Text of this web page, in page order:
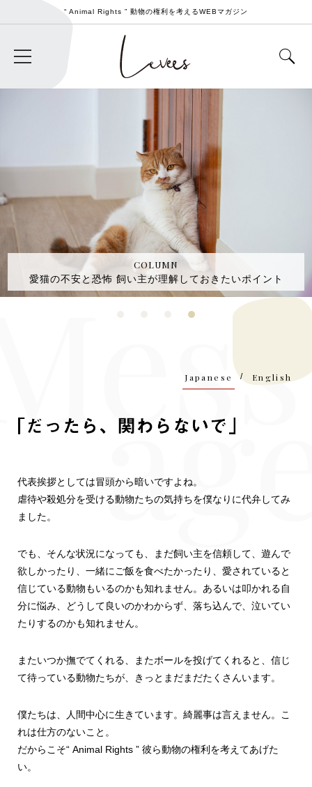
“ Animal Rights ” 動物の権利を考えるWEBマガジン
COLUMN
愛猫の不安と恐怖 飼い主が理解しておきたいポイント
Japanese / English
「だっ
代表挨拶としては冒頭から暗いですよね。
虐待や殺処分を受ける動物たちの気持ちを僕なりに代弁してみ
ました。
でも、そんな状況になっても、まだ飼い主を信頼して、遊んで
欲しかったり、一緒にご飯を食べたかったり、愛されていると
信じている動物もいるのかも知れません。あるいは叩かれる自
分に悩み、どうして良いのかわからず、落ち込んで、泣いてい
たりするのかも知れません。
またいつか撫でてくれる、またボールを投げてくれると、信じ
て待っている動物たちが、きっとまだまだたくさんいます。
僕たちは、人間中心に生きています。綺麗事は言えません。こ
れは仕方のないこと。
だからこそ“ Animal Rights ” 彼ら動物の権利を考えてあげた
い。